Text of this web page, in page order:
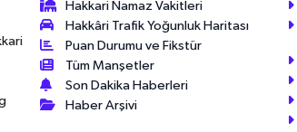
Hakkari Namaz Vakitleri
Hakkâri Trafik Yoğunluk Haritası
Puan Durumu ve Fikstür
Tüm Manşetler
Son Dakika Haberleri
Haber Arşivi